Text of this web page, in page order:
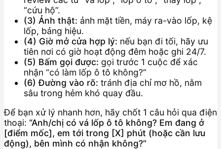
“cứu hộ”.
(3) Ảnh thật: ảnh mặt tiền, máy ra-vào lốp, kệ
lốp, bảng hiệu.
(4) Giờ mở cửa hợp lý: nếu bạn đi tối, hãy ưu
tiên nơi có giờ hoạt động đêm hoặc ghi 24/7.
(5) Bấm gọi được: gọi trước 1 cuộc để xác
nhận “có làm lốp ô tô không?”
(6) Đường vào rõ: tránh địa chỉ mơ hồ, nằm
sâu trong hẻm khó quay đầu.
Để bạn xử lý nhanh hơn, hãy chốt 1 câu hỏi qua điện
thoại: “Anh/chị có vá lốp ô tô không? Em đang ở
[điểm mốc], em tới trong [X] phút (hoặc cần lưu
động), bên mình có nhận không?”